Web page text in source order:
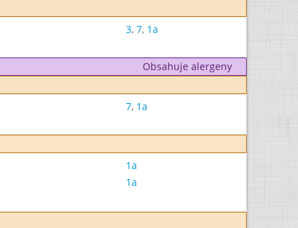
3, 7, 1a
Obsahuje alergeny
7, 1a
1a
1a